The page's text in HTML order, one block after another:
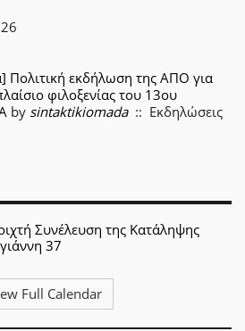
Πολιτική εκδήλωση της ΑΠΟ για
φιλοξενίας του 13ου
by sintaktikiomada:: Εκδηλώσεις
Συνέλευση της Κατάληψης
37
Full Calendar